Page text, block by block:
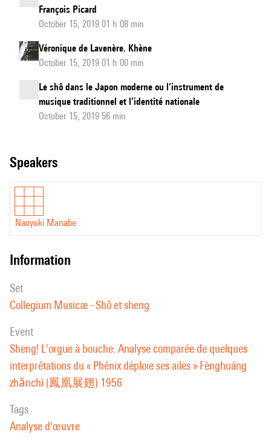
François Picard
October 15, 2019 01 h 08 min
Véronique de Lavenère. Khène
October 15, 2019 01 h 00 min
Le shô dans le Japon moderne ou l’instrument de
musique traditionnel et l’identité nationale
October 15, 2019 56 min
speakers
Naoyuki Manabe
information
set
Collegium Musicæ - Shô et sheng
event
Sheng! L'orgue à bouche. Analyse comparée de quelques
interprétations du « Phénix déploie ses ailes » Fènghuáng
zhǎnchì (鳳凰展翅) 1956
Tags
Analyse d'œuvre